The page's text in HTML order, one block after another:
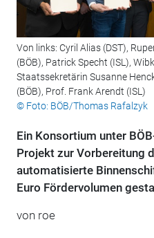
Von links: Cyril Alias (DST),
(BÖB), Patrick Specht (ISL),
Staatssekretärin Susanne
(BÖB), Prof. Frank Arendt (ISL)
© Foto: BÖB/Thomas Rafalzyk
Ein Konsortium unter
Projekt zur Vorbereitung
automatisierte
Euro Fördervolumen
von roe